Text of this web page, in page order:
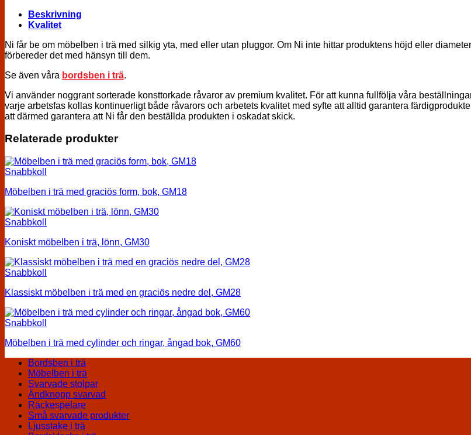
Beskrivning
Kvalitet
Ni får be om möbelben i trä med silkig yta, med eller utan pluggor. Om Ni inte hittar produktens höjd eller
förbereder det med hänsyn till dem.
Se även våra bordsben i trä.
Vi använder noggrant sorterade konsttorkade råvaror av premium kvalitet. För att kunna fullfölja våra
varje arbetsfas kollas kontinuerligt både råvarors och arbetets kvalitet med syfte att alltid garantera
att därmed garantera att Ni får den beställda produkten i oskadat skick.
Relaterade produkter
Snabbkoll
Möbelben i trä med graciös form, bok, GM18
Snabbkoll
Koniskt möbelben i trä, lönn, GM30
Snabbkoll
Klassiskt möbelben i trä med en graciös nedre del, GM28
Snabbkoll
Möbelben i trä med cylinder och ringar, ångad bok, GM60
Bordsben i trä
Möbelben i trä
Svarvade stolpar
Ändknopp svarvad
Räckespelare
Små svarvade produkter
Ljusstake i trä